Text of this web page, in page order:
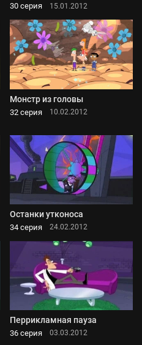
30 серия 15.01.2012
Монстр из головы
32 серия 10.02.2012
Останки утконоса
34 серия 24.02.2012
Перрикламная пауза
36 серия 03.03.2012